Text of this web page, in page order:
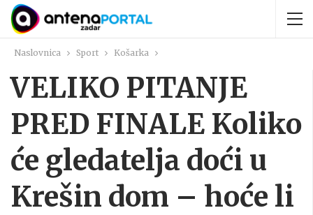
Naslovnica Sport Košarka
VELIKO PITANJE
PRED FINALE Koliko
će gledatelja doći u
Krešin dom – hoće li